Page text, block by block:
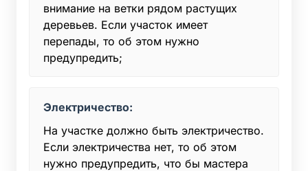
внимание на ветки рядом растущих
деревьев. Если участок имеет
перепады, то об этом нужно
предупредить;
Электричество:
На участке должно быть электричество.
Если электричества нет, то об этом
нужно предупредить, что бы мастера